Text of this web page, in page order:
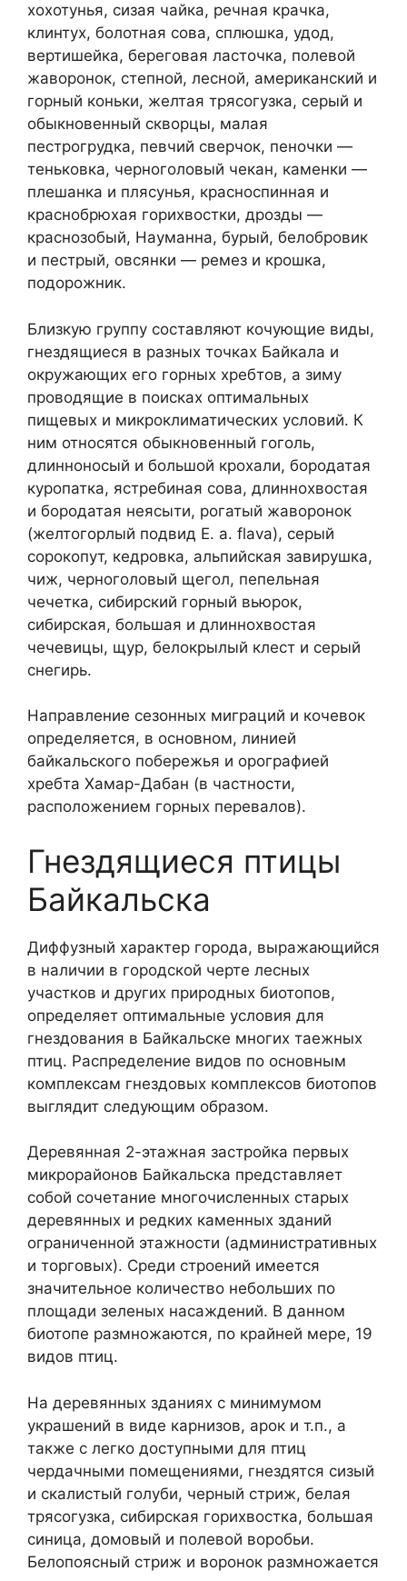
хохотунья, сизая чайка, речная крачка,
клинтух, болотная сова, сплюшка, удод,
вертишейка, береговая ласточка, полевой
жаворонок, степной, лесной, американский и
горный коньки, желтая трясогузка, серый и
обыкновенный скворцы, малая
пестрогрудка, певчий сверчок, пеночки —
теньковка, черноголовый чекан, каменки —
плешанка и плясунья, красноспинная и
краснобрюхая горихвостки, дрозды —
краснозобый, Науманна, бурый, белобровик
и пестрый, овсянки — ремез и крошка,
подорожник.
Близкую группу составляют кочующие виды,
гнездящиеся в разных точках Байкала и
окружающих его горных хребтов, а зиму
проводящие в поисках оптимальных
пищевых и микроклиматических условий. К
ним относятся обыкновенный гоголь,
длинноносый и большой крохали, бородатая
куропатка, ястребиная сова, длиннохвостая
и бородатая неясыти, рогатый жаворонок
(желтогорлый подвид E. a. flava), серый
сорокопут, кедровка, альпийская завирушка,
чиж, черноголовый щегол, пепельная
чечетка, сибирский горный вьюрок,
сибирская, большая и длиннохвостая
чечевицы, щур, белокрылый клест и серый
снегирь.
Направление сезонных миграций и кочевок
определяется, в основном, линией
байкальского побережья и орографией
хребта Хамар-Дабан (в частности,
расположением горных перевалов).
Гнездящиеся птицы
Байкальска
Диффузный характер города, выражающийся
в наличии в городской черте лесных
участков и других природных биотопов,
определяет оптимальные условия для
гнездования в Байкальске многих таежных
птиц. Распределение видов по основным
комплексам гнездовых комплексов биотопов
выглядит следующим образом.
Деревянная 2-этажная застройка первых
микрорайонов Байкальска представляет
собой сочетание многочисленных старых
деревянных и редких каменных зданий
ограниченной этажности (административных
и торговых). Среди строений имеется
значительное количество небольших по
площади зеленых насаждений. В данном
биотопе размножаются, по крайней мере, 19
видов птиц.
На деревянных зданиях с минимумом
украшений в виде карнизов, арок и т.п., а
также с легко доступными для птиц
чердачными помещениями, гнездятся сизый
и скалистый голуби, черный стриж, белая
трясогузка, сибирская горихвостка, большая
синица, домовый и полевой воробьи.
Белопоясный стриж и воронок размножается